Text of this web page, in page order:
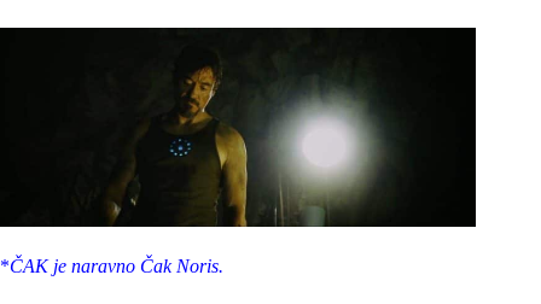
*ČAK je naravno Čak Noris.